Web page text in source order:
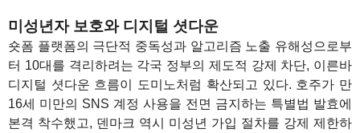
미성년자 보호와 디지털 셧다운
숏폼 플랫폼의 극단적 중독성과 알고리즘 노출 유해성으로부
터 10대를 격리하려는 각국 정부의 제도적 강제 차단, 이른바
디지털 셧다운 흐름이 도미노처럼 확산되고 있다. 호주가 만
16세 미만의 SNS 계정 사용을 전면 금지하는 특별법 발효에
본격 착수했고, 덴마크 역시 미성년 가입 절차를 강제 제한하